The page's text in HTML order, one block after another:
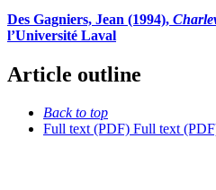
Des Gagniers, Jean (1994),
l’Université Laval
Article outline
Back to top
Full text (PDF) Full text